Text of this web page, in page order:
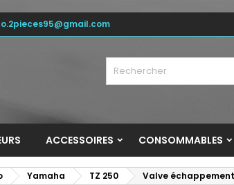
ACCESSOIRES CONSOMMABLES
Yamaha TZ 250 Valve
My wishlists
Create new list
Créer une liste
Nom de la liste d'envies
Connexion
Vous devez être connecté
d'envies.